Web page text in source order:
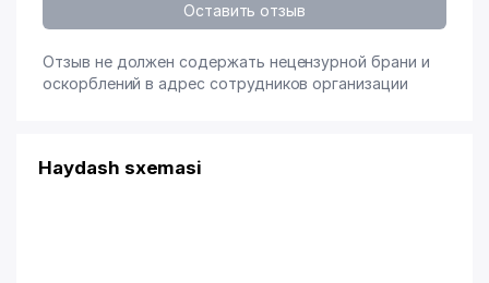
Оставить отзыв
Отзыв не должен содержать нецензурной брани и
оскорблений в адрес сотрудников организации
Haydash sxemasi